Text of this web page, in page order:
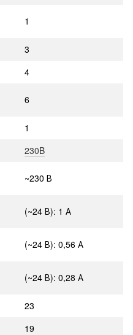
1
3
4
6
1
230B
~230 В
(~24 В): 1 А
(~24 В): 0,56 А
(~24 В): 0,28 А
23
19